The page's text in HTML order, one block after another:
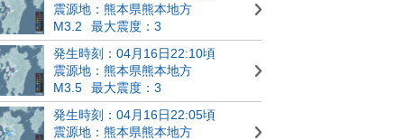
震源地：熊本県熊本地方
M3.2
最大震度：3
発生時刻：04月16日22:10頃
震源地：熊本県熊本地方
M3.5
最大震度：3
発生時刻：04月16日22:05頃
震源地：熊本県熊本地方